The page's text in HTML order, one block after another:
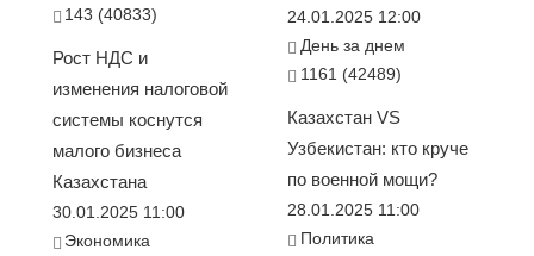
143 (40833)
Рост НДС и
изменения налоговой
системы коснутся
малого бизнеса
Казахстана
30.01.2025 11:00
Экономика
24.01.2025 12:00
День за днем
1161 (42489)
Казахстан VS
Узбекистан: кто круче
по военной мощи?
28.01.2025 11:00
Политика